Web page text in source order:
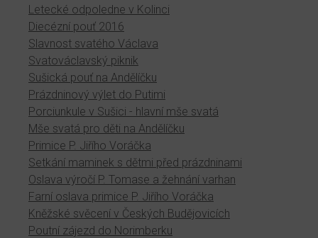
Letecké odpoledne v Kolinci
Diecézní pouť 2016
Slavnost svatého Václava
Svatováclavský piknik
Sušická pouť na Andělíčku
Prázdninový výlet do Putimi
Porciunkule v Sušici - hlavní mše svatá
Mše svatá pro děti na Andělíčku
Primice P. Jiřího Voráčka
Setkání maminek s dětmi před prázdninami
Oslava výročí P. Tomase a žehnání varhan
Farní oslava primice P. Jiřího Voráčka
Kněžské svěcení v Českých Budějovicích
Poutní zájezd do Norimberku